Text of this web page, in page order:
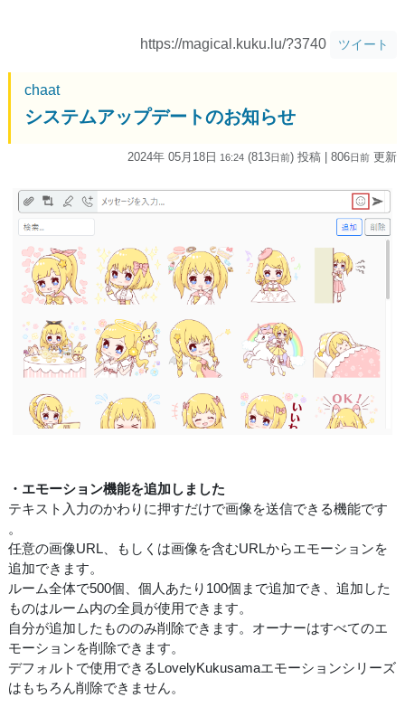
https://magical.kuku.lu/?3740 ツイート
chaat
システムアップデートのお知らせ
2024年 05月18日 16:24 (813日前) 投稿 | 806日前 更新
・エモーション機能を追加しました
テキスト入力のかわりに押すだけで画像を送信できる機能です
。
任意の画像URL、もしくは画像を含むURLからエモーションを
追加できます。
ルーム全体で500個、個人あたり100個まで追加でき、追加した
ものはルーム内の全員が使用できます。
自分が追加したもののみ削除できます。オーナーはすべてのエ
モーションを削除できます。
デフォルトで使用できるLovelyKukusamaエモーションシリーズ
はもちろん削除できません。